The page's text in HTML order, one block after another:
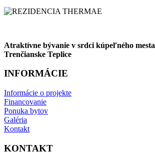
Atraktívne bývanie v srdci kúpeľného mesta
Trenčianske Teplice
INFORMÁCIE
Informácie o projekte
Financovanie
Ponuka bytov
Galéria
Kontakt
KONTAKT